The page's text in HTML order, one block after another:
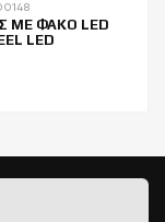
ΜΕ ΦΑΚΟ LED
LED